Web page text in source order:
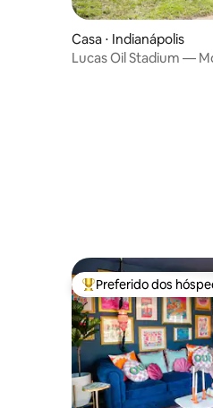
Casa ⋅ Indianápolis
Lucas Oil Stadium —
Entre os melhores
Preferido dos